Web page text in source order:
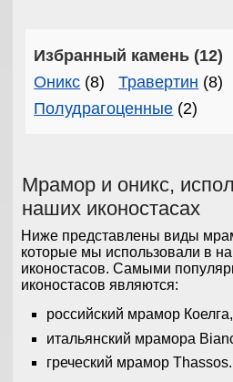
Избранный камень (12)
Оникс (8)Травертин (8)
Полудрагоценные (2)
Мрамор и оникс,
наших иконостасах
Ниже представлены виды
которые мы использовали в
иконостасов. Самыми
иконостасов являются:
российский мрамор Коелга,
итальянский мрамора
греческий мрамор Thassos.